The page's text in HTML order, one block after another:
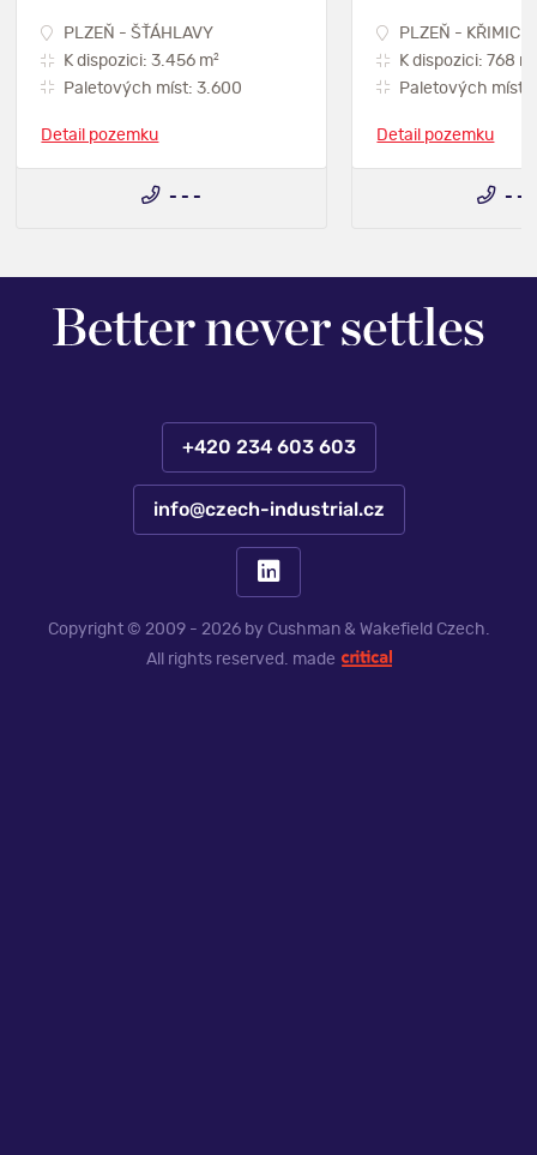
PLZEŇ - ŠŤÁHLAVY
K dispozici: 3.456 m2
Paletových míst: 3.600
Detail pozemku
- - -
PLZEŇ - KŘIMICE
K dispozici: 768 m
Paletových míst:
Detail pozemku
- - -
+420 234 603 603
info@czech-industrial.cz
Copyright © 2009 - 2026 by Cushman & Wakefield Czech.
All rights reserved. made